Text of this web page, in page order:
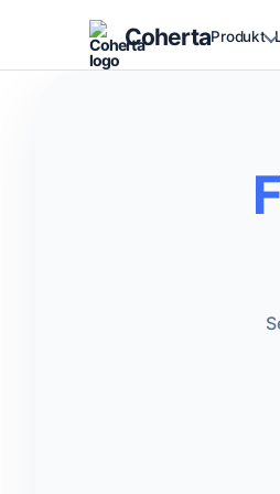
CohertaProdukt